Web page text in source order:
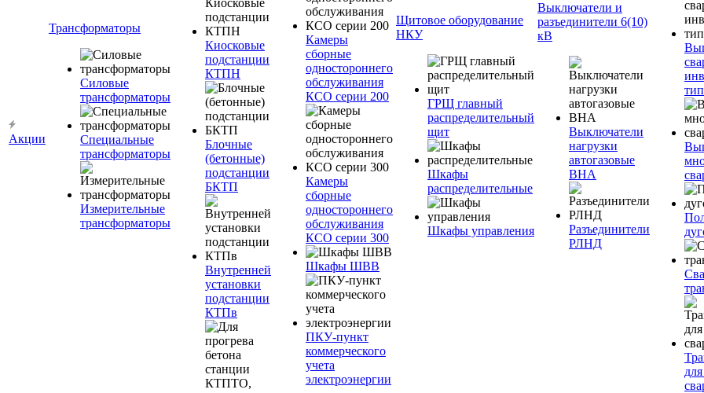
Акции
Трансформаторы
Силовые
трансформаторы
Специальные
трансформаторы
Измерительные
трансформаторы
Киосковые
подстанции
КТПН
Блочные
(бетонные)
подстанции
БКТП
Внутренней
установки
подстанции
КТПв
Камеры
сборные
одностороннего
обслуживания
КСО серии 200
Камеры
сборные
одностороннего
обслуживания
КСО серии 300
Шкафы ШВВ
ПКУ-пункт
коммерческого
учета
электроэнергии
Щитовое оборудование
НКУ
ГРЩ главный
распределительный
щит
Шкафы
распределительные
Шкафы управления
Выключатели и
разъединители 6(10)
кВ
Выключатели
нагрузки
автогазовые
ВНА
Разъединители
РЛНД